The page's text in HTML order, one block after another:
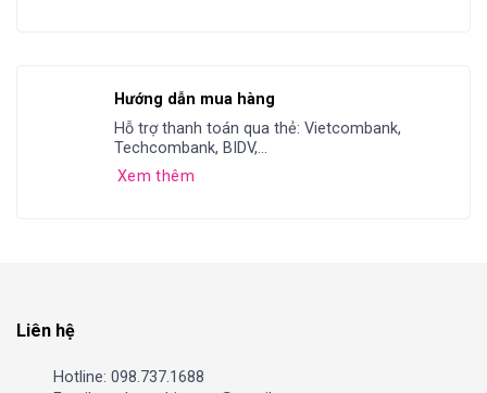
Hướng dẫn mua hàng
Hỗ trợ thanh toán qua thẻ: Vietcombank,
Techcombank, BIDV,...
Xem thêm
Liên hệ
Hotline: 098.737.1688